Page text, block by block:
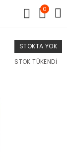
0
STOKTA YOK
STOK TÜKENDI